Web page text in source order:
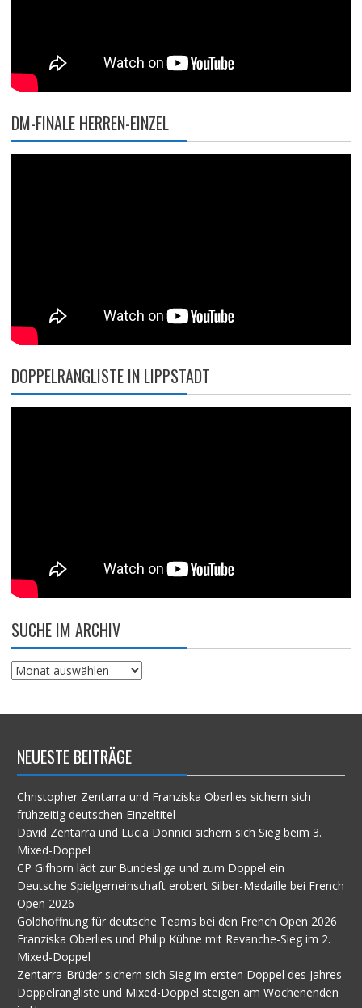
DM-FINALE HERREN-EINZEL
DOPPELRANGLISTE IN LIPPSTADT
SUCHE IM ARCHIV
Suche
NEUESTE BEITRÄGE
Christopher Zentarra und Franziska Oberlies sichern sich
frühzeitig deutschen Einzeltitel
David Zentarra und Lucia Donnici sichern sich Sieg beim 3.
Mixed-Doppel
CP Gifhorn lädt zur Bundesliga und zum Doppel ein
Deutsche Spielgemeinschaft erobert Silber-Medaille bei French
Open 2026
Goldhoffnung für deutsche Teams bei den French Open 2026
Franziska Oberlies und Philip Kühne mit Revanche-Sieg im 2.
Mixed-Doppel
Zentarra-Brüder sichern sich Sieg im ersten Doppel des Jahres
Doppelrangliste und Mixed-Doppel steigen am Wochenenden